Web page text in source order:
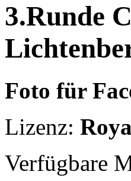
3.Runde
Foto für
Lizenz:
Verfügbare